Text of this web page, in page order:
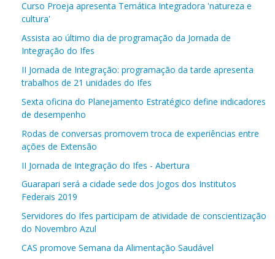
Curso Proeja apresenta Temática Integradora 'natureza e
cultura'
Assista ao último dia de programação da Jornada de
Integração do Ifes
II Jornada de Integração: programação da tarde apresenta
trabalhos de 21 unidades do Ifes
Sexta oficina do Planejamento Estratégico define indicadores
de desempenho
Rodas de conversas promovem troca de experiências entre
ações de Extensão
II Jornada de Integração do Ifes - Abertura
Guarapari será a cidade sede dos Jogos dos Institutos
Federais 2019
Servidores do Ifes participam de atividade de conscientização
do Novembro Azul
CAS promove Semana da Alimentação Saudável